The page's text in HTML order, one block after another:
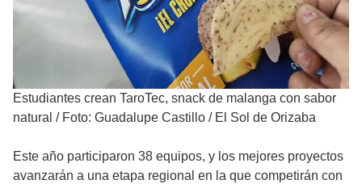
Estudiantes crean TaroTec, snack de malanga con sabor
natural / Foto: Guadalupe Castillo / El Sol de Orizaba
Este año participaron 38 equipos, y los mejores proyectos
avanzarán a una etapa regional en la que competirán con